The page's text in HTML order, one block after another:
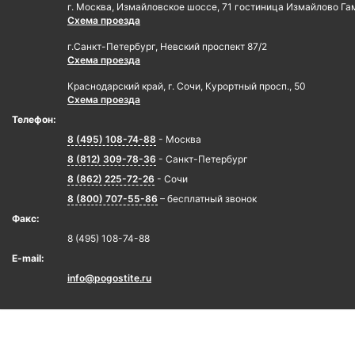
г. Москва, Измайловское шоссе, 71 гостиница Измайлово
Схема проезда
г.Санкт-Петербург, Невский проспект 87/2
Схема проезда
Краснодарский край, г. Сочи, Курортный просп., 50
Схема проезда
Телефон:
8 (495) 108-74-88 - Москва
8 (812) 309-78-36 - Санкт-Петербург
8 (862) 225-72-26 - Сочи
8 (800) 707-55-86 – бесплатный звонок
Факс:
8 (495) 108-74-88
E-mail:
info@pogostite.ru